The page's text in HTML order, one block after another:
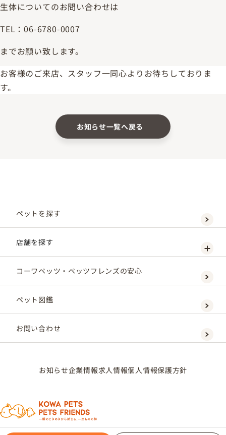
生体についてのお問い合わせは
TEL：06-6780-0007
までお願い致します。
お客様のご来店、スタッフ一同心よりお待ちしておりま
す。
お知らせ一覧へ戻る
ペットを探す
店舗を探す
コーワペッツ・ペッツフレンズの安心
ペット図鑑
お問い合わせ
お知らせ企業情報求人情報個人情報保護方針